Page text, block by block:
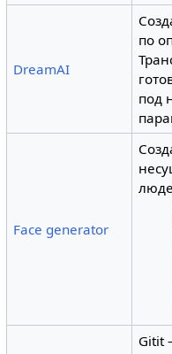
DreamAI
по
под
Face generator
Gitit